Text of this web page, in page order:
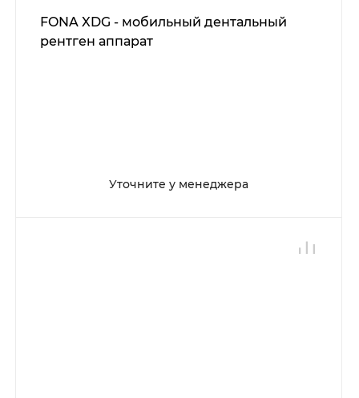
FONA XDG - мобильный дентальный
рентген аппарат
Уточните у менеджера